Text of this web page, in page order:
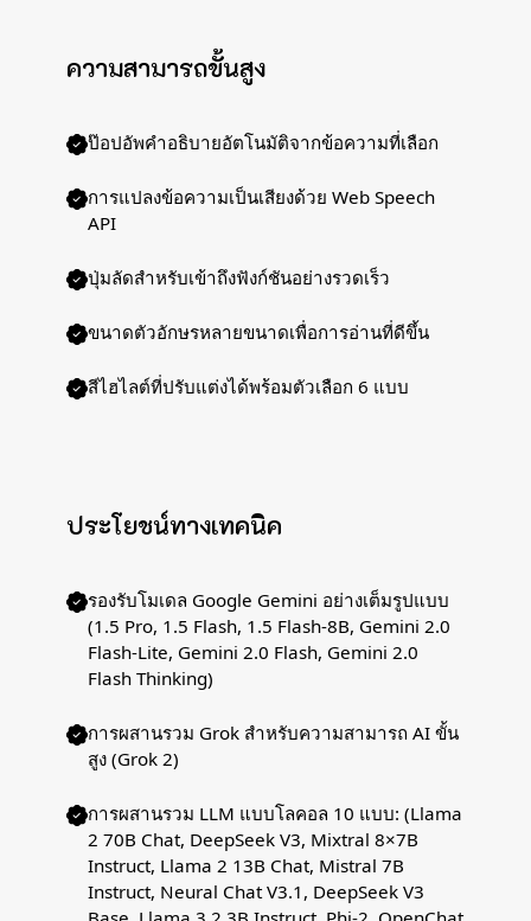
ความสามารถขั้นสูง
ป๊อปอัพคำอธิบายอัตโนมัติจากข้อความที่เลือก
การแปลงข้อความเป็นเสียงด้วย Web Speech
API
ปุ่มลัดสำหรับเข้าถึงฟังก์ชันอย่างรวดเร็ว
ขนาดตัวอักษรหลายขนาดเพื่อการอ่านที่ดีขึ้น
สีไฮไลต์ที่ปรับแต่งได้พร้อมตัวเลือก 6 แบบ
ประโยชน์ทางเทคนิค
รองรับโมเดล Google Gemini อย่างเต็มรูปแบบ
(1.5 Pro, 1.5 Flash, 1.5 Flash-8B, Gemini 2.0
Flash-Lite, Gemini 2.0 Flash, Gemini 2.0
Flash Thinking)
การผสานรวม Grok สำหรับความสามารถ AI ขั้น
สูง (Grok 2)
การผสานรวม LLM แบบโลคอล 10 แบบ: (Llama
2 70B Chat, DeepSeek V3, Mixtral 8×7B
Instruct, Llama 2 13B Chat, Mistral 7B
Instruct, Neural Chat V3.1, DeepSeek V3